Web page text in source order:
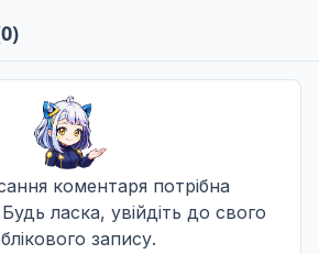
коментаря потрібна
ласка, увійдіть до свого
запису.